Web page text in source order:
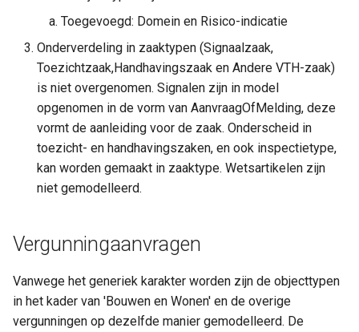
Toegevoegd: Domein en Risico-indicatie
Onderverdeling in zaaktypen (Signaalzaak,
Toezichtzaak,Handhavingszaak en Andere VTH-zaak)
is niet overgenomen. Signalen zijn in model
opgenomen in de vorm van AanvraagOfMelding, deze
vormt de aanleiding voor de zaak. Onderscheid in
toezicht- en handhavingszaken, en ook inspectietype,
kan worden gemaakt in zaaktype. Wetsartikelen zijn
niet gemodelleerd.
Vergunningaanvragen
Vanwege het generiek karakter worden zijn de objecttypen
in het kader van 'Bouwen en Wonen' en de overige
vergunningen op dezelfde manier gemodelleerd. De